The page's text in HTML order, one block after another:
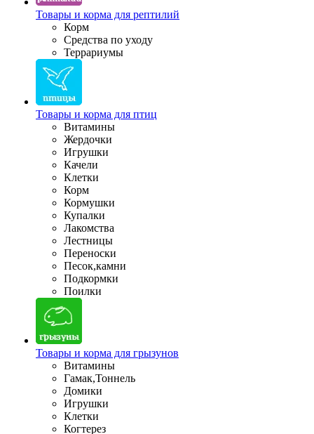
Товары и корма для рептилий
Корм
Средства по уходу
Террариумы
Товары и корма для птиц
Витамины
Жердочки
Игрушки
Качели
Клетки
Корм
Кормушки
Купалки
Лакомства
Лестницы
Переноски
Песок,камни
Подкормки
Поилки
Товары и корма для грызунов
Витамины
Гамак,Тоннель
Домики
Игрушки
Клетки
Когтерез